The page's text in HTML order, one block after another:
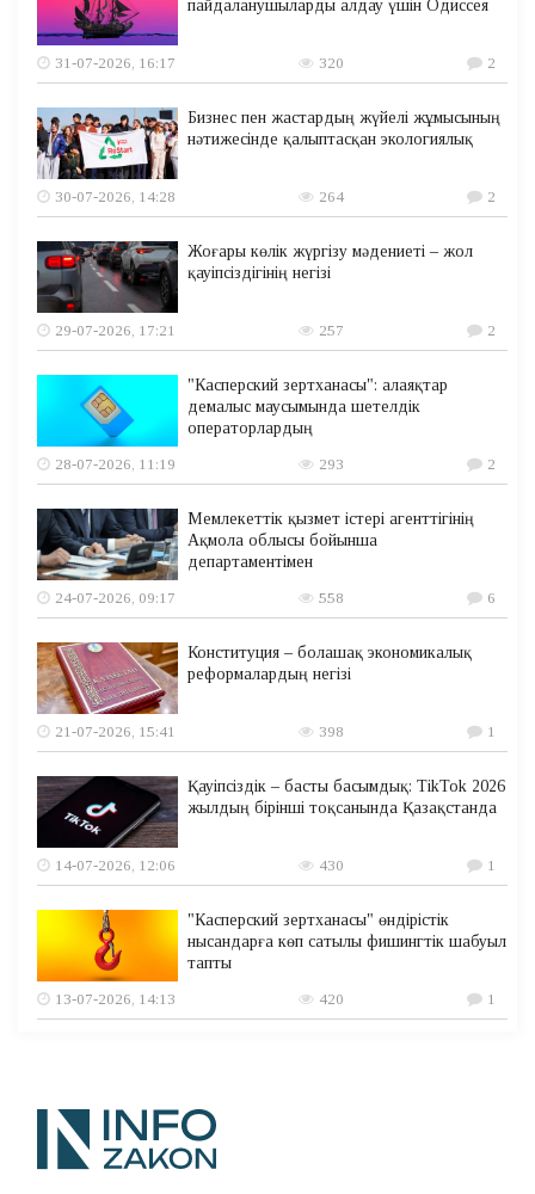
пайдаланушыларды алдау үшін Одиссея
31-07-2026, 16:17 320 2
Бизнес пен жастардың жүйелі жұмысының
нәтижесінде қалыптасқан экологиялық
30-07-2026, 14:28 264 2
Жоғары көлік жүргізу мәдениеті – жол
қауіпсіздігінің негізі
29-07-2026, 17:21 257 2
"Касперский зертханасы": алаяқтар
демалыс маусымында шетелдік
операторлардың
28-07-2026, 11:19
293 2
Мемлекеттік қызмет істері агенттігінің
Ақмола облысы бойынша
департаментімен
24-07-2026, 09:17
558 6
Конституция – болашақ экономикалық
реформалардың негізі
21-07-2026, 15:41 398 1
Қауіпсіздік – басты басымдық: TikTok 2026
жылдың бірінші тоқсанында Қазақстанда
14-07-2026, 12:06 430 1
"Касперский зертханасы" өндірістік
нысандарға көп сатылы фишингтік шабуыл
тапты
13-07-2026, 14:13
420 1